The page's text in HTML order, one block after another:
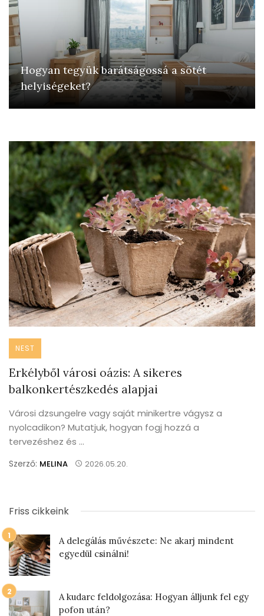
Hogyan tegyük barátságossá a sötét
helyiségeket?
NEST
Erkélyből városi oázis: A sikeres
balkonkertészkedés alapjai
Városi dzsungelre vagy saját minikertre vágysz a
nyolcadikon? Mutatjuk, hogyan fogj hozzá a
tervezéshez és ...
Szerző: MELINA 2026.05.20.
Friss cikkeink
A delegálás művészete: Ne akarj mindent
egyedül csinálni!
A kudarc feldolgozása: Hogyan álljunk fel egy
pofon után?